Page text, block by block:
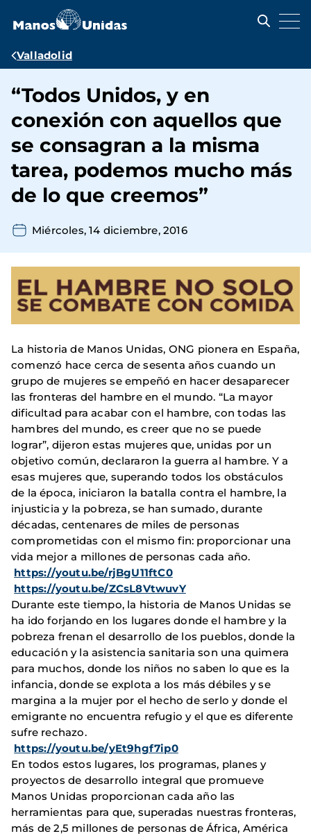
contenido
Ruta
navegación
Valladolid
“Todos Unidos, y en
conexión con aquellos que
se consagran a la misma
tarea, podemos mucho más
de lo que creemos”
Miércoles, 14 diciembre, 2016
La historia de Manos Unidas, ONG pionera en España,
comenzó hace cerca de sesenta años cuando un
grupo de mujeres se empeñó en hacer desaparecer
las fronteras del hambre en el mundo. “La mayor
dificultad para acabar con el hambre, con todas las
hambres del mundo, es creer que no se puede
lograr”, dijeron estas mujeres que, unidas por un
objetivo común, declararon la guerra al hambre. Y a
esas mujeres que, superando todos los obstáculos
de la época, iniciaron la batalla contra el hambre, la
injusticia y la pobreza, se han sumado, durante
décadas, centenares de miles de personas
comprometidas con el mismo fin: proporcionar una
vida mejor a millones de personas cada año.
https://youtu.be/rjBgU11ftC0
https://youtu.be/ZCsL8VtwuvY
Durante este tiempo, la historia de Manos Unidas se
ha ido forjando en los lugares donde el hambre y la
pobreza frenan el desarrollo de los pueblos, donde la
educación y la asistencia sanitaria son una quimera
para muchos, donde los niños no saben lo que es la
infancia, donde se explota a los más débiles y se
margina a la mujer por el hecho de serlo y donde el
emigrante no encuentra refugio y el que es diferente
sufre rechazo.
https://youtu.be/yEt9hgf7ip0
En todos estos lugares, los programas, planes y
proyectos de desarrollo integral que promueve
Manos Unidas proporcionan cada año las
herramientas para que, superadas nuestras fronteras,
más de 2,5 millones de personas de África, América